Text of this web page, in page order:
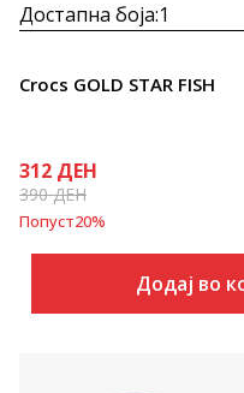
Достапна боја:1
Crocs GOLD STAR FISH
312 ДЕН
390ДЕН
Попуст20%
Додај во